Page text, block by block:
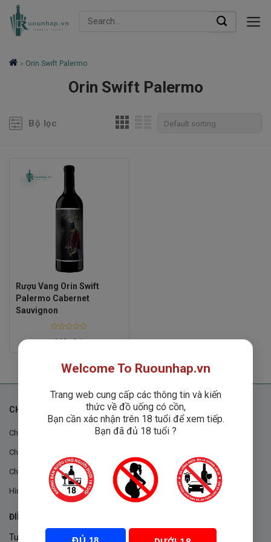
Skip
Search
» Orin Swift Palermo
Orin Swift Palermo
Bộ lọc
Rượu Vang Orin Swift
Palermo Cabernet
Sauvignon
Rated
Liên hệ
CHÍNH SÁCH
Chính sách chung
Chính sách đổi trả
Chính sách mua hàng
Hình thức thanh toán
ĐIỀU KHOẢN VÀ CHÍNH SÁCH
Tuân thủ Nghị định 105/2017/NĐ-CP ngày 14/9/2017 của Chính
Welcome To Ruounhap.vn
Trang web cung cấp các thông tin và kiến
thức về đồ uống có cồn,
Bạn cần xác nhận trên 18 tuổi để xem tiếp.
Bạn đã đủ 18 tuổi ?